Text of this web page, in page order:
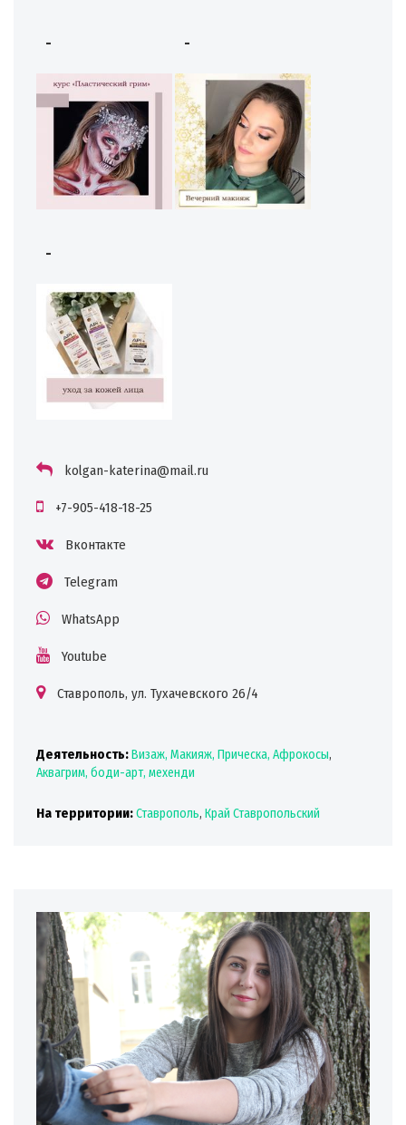
- -
-
kolgan-katerina@mail.ru
+7-905-418-18-25
Вконтакте
Telegram
WhatsApp
Youtube
Ставрополь, ул. Тухачевского 26/4
Деятельность:Визаж, Макияж, Прическа, Афрокосы,
Аквагрим, боди-арт, мехенди
На территории:Ставрополь, Край Ставропольский